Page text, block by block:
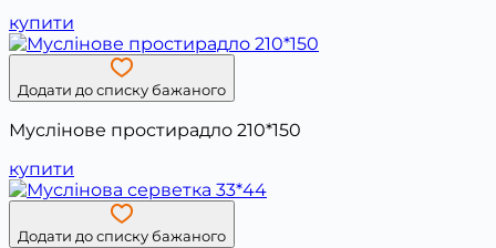
купити
Додати до списку бажаного
Муслінове простирадло 210*150
купити
Додати до списку бажаного